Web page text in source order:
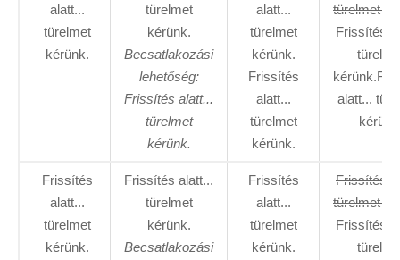
alatt...
türelmet
kérünk.
türelmet
kérünk.
Becsatlakozási
lehetőség:
Frissítés alatt...
türelmet
kérünk.
alatt...
türelmet
kérünk.
Frissítés
alatt...
türelmet
kérünk.
türelmet
Frissítés
alatt...
Frissítés
alatt...
türelmet
kérünk.
Frissítés alatt...
türelmet
kérünk.
Becsatlakozási
Frissítés
alatt...
türelmet
kérünk.
Frissítés
türelmet
Frissítés